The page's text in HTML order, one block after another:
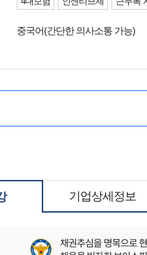
중국어(간단한 의사소통 가능)
기업상세정보